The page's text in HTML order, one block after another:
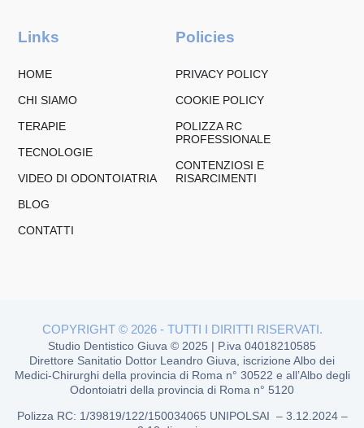
Links
HOME
CHI SIAMO
TERAPIE
TECNOLOGIE
VIDEO DI ODONTOIATRIA
BLOG
CONTATTI
Policies
PRIVACY POLICY
COOKIE POLICY
POLIZZA RC
PROFESSIONALE
CONTENZIOSI E
RISARCIMENTI
COPYRIGHT © 2026 - TUTTI I DIRITTI RISERVATI.
Studio Dentistico Giuva © 2025 | P.iva 04018210585
Direttore Sanitatio Dottor Leandro Giuva, iscrizione Albo dei
Medici-Chirurghi della provincia di Roma n° 30522 e all’Albo degli
Odontoiatri della provincia di Roma n° 5120
Polizza RC: 1/39819/122/150034065 UNIPOLSAI – 3.12.2024 –